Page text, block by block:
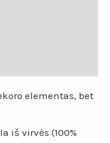
elementas, bet
iš virvės (100%